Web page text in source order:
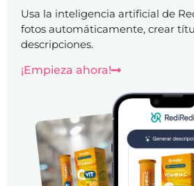
Usa la inteligencia artificial de
fotos automáticamente, crear
descripciones.
¡Empieza ahora!